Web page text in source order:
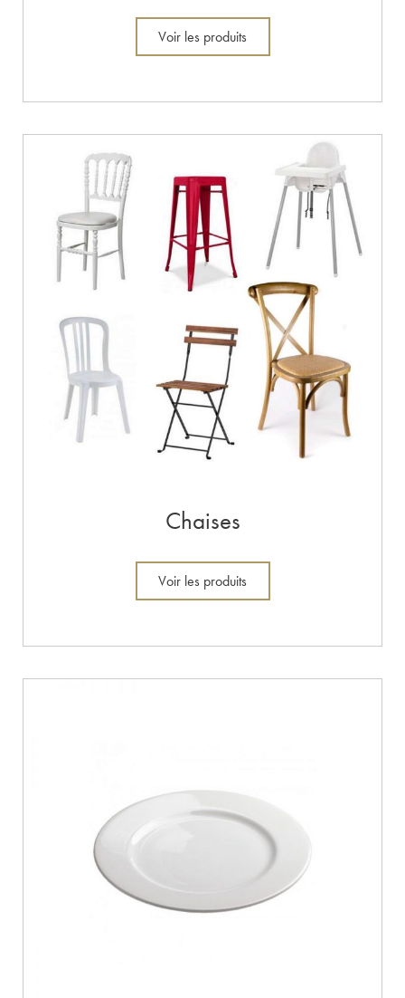
Voir les produits
Chaises
Voir les produits